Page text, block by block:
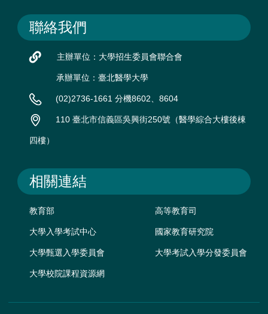
聯絡我們
主辦單位：大學招生委員會聯合會
承辦單位：臺北醫學大學
(02)2736-1661 分機8602、8604
110 臺北市信義區吳興街250號（醫學綜合大樓後棟
四樓）
相關連結
教育部 高等教育司
大學入學考試中心 國家教育研究院
大學甄選入學委員會 大學考試入學分發委員會
大學校院課程資源網